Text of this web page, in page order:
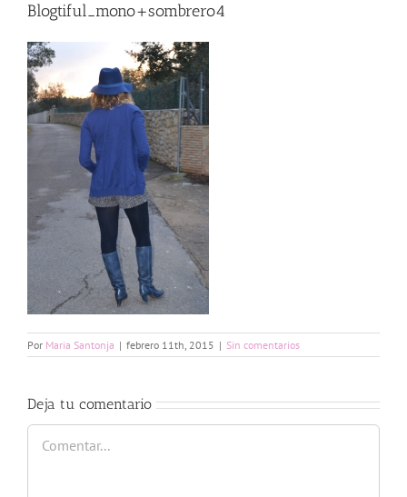
Blogtiful_mono+sombrero4
Por Maria Santonja | febrero 11th, 2015 | Sin comentarios
Deja tu comentario
Comentar